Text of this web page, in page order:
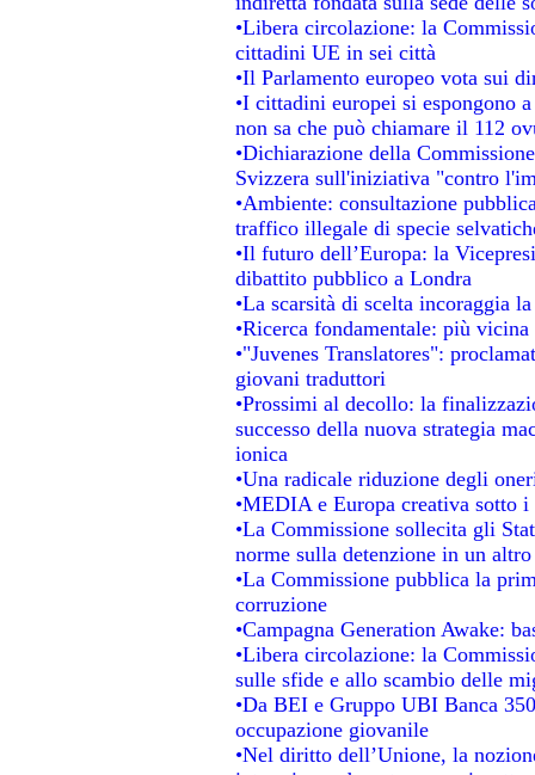
•Libera circolazione: la
cittadini UE in sei città
•Il Parlamento europeo vota sui
•I cittadini europei si espongono
non sa che può chiamare il 112
•Dichiarazione della
Svizzera sull'iniziativa "contro
•Ambiente: consultazione
traffico illegale di specie
•Il futuro dell’Europa: la
dibattito pubblico a Londra
•La scarsità di scelta incoraggia
•Ricerca fondamentale: più
•"Juvenes Translatores":
giovani traduttori
•Prossimi al decollo: la
successo della nuova strategia
ionica
•Una radicale riduzione degli
•MEDIA e Europa creativa sotto
•La Commissione sollecita gli
norme sulla detenzione in un altro
•La Commissione pubblica la
corruzione
•Campagna Generation Awake:
•Libera circolazione: la
sulle sfide e allo scambio delle
•Da BEI e Gruppo UBI Banca
occupazione giovanile
•Nel diritto dell’Unione, la